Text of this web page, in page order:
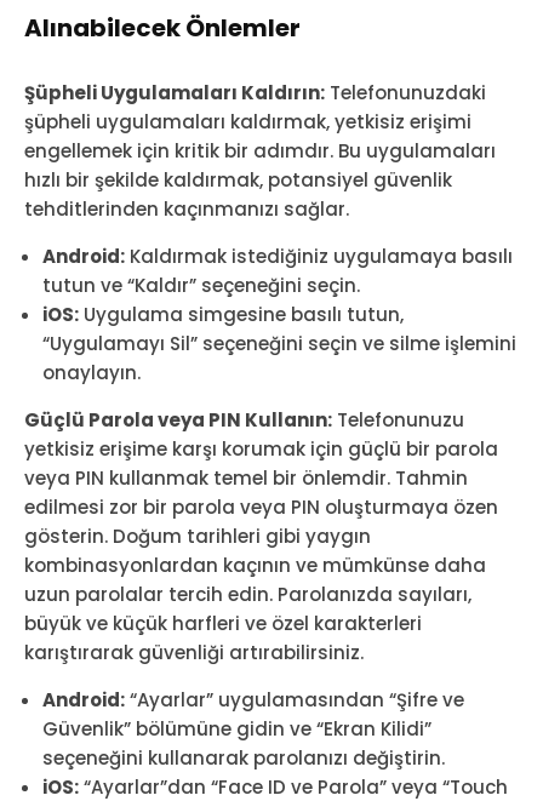
Alınabilecek Önlemler
Şüpheli Uygulamaları Kaldırın: Telefonunuzdaki
şüpheli uygulamaları kaldırmak, yetkisiz erişimi
engellemek için kritik bir adımdır. Bu uygulamaları
hızlı bir şekilde kaldırmak, potansiyel güvenlik
tehditlerinden kaçınmanızı sağlar.
Android: Kaldırmak istediğiniz uygulamaya basılı
tutun ve “Kaldır” seçeneğini seçin.
iOS: Uygulama simgesine basılı tutun,
“Uygulamayı Sil” seçeneğini seçin ve silme işlemini
onaylayın.
Güçlü Parola veya PIN Kullanın: Telefonunuzu
yetkisiz erişime karşı korumak için güçlü bir parola
veya PIN kullanmak temel bir önlemdir. Tahmin
edilmesi zor bir parola veya PIN oluşturmaya özen
gösterin. Doğum tarihleri gibi yaygın
kombinasyonlardan kaçının ve mümkünse daha
uzun parolalar tercih edin. Parolanızda sayıları,
büyük ve küçük harfleri ve özel karakterleri
karıştırarak güvenliği artırabilirsiniz.
Android:“Ayarlar” uygulamasından “Şifre ve
Güvenlik” bölümüne gidin ve “Ekran Kilidi”
seçeneğini kullanarak parolanızı değiştirin.
iOS:“Ayarlar”dan “Face ID ve Parola” veya “Touch